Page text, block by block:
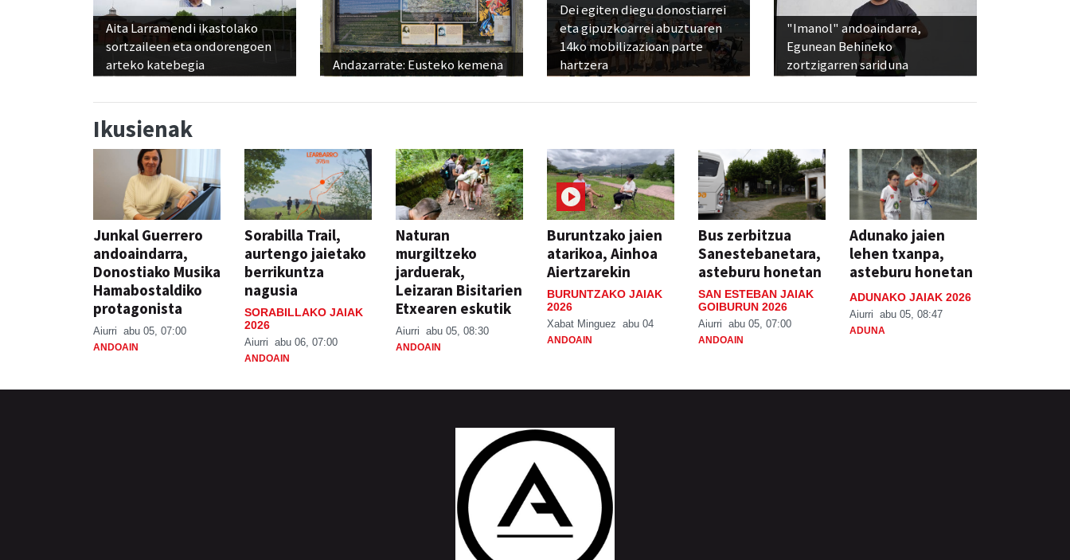
Aita Larramendi ikastolako
sortzaileen eta ondorengoen
arteko katebegia
Andazarrate: Eusteko kemena
Dei egiten diegu donostiarrei
eta gipuzkoarrei abuztuaren
14ko mobilizazioan parte
hartzera
"Imanol" andoaindarra,
Egunean Behineko
zortzigarren sariduna
Ikusienak
Junkal Guerrero
andoaindarra,
Donostiako Musika
Hamabostaldiko
protagonista
Aiurri abu 05, 07:00
ANDOAIN
Sorabilla Trail,
aurtengo jaietako
berrikuntza
nagusia
SORABILLAKO JAIAK
2026
Aiurri abu 06, 07:00
ANDOAIN
Naturan
murgiltzeko
jarduerak,
Leizaran Bisitarien
Etxearen eskutik
Aiurri abu 05, 08:30
ANDOAIN
Buruntzako jaien
atarikoa, Ainhoa
Aiertzarekin
BURUNTZAKO JAIAK
2026
Xabat Minguez abu 04
ANDOAIN
Bus zerbitzua
Sanestebanetara,
asteburu honetan
SAN ESTEBAN JAIAK
GOIBURUN 2026
Aiurri abu 05, 07:00
ANDOAIN
Adunako jaien
lehen txanpa,
asteburu honetan
ADUNAKO JAIAK 2026
Aiurri abu 05, 08:47
ADUNA